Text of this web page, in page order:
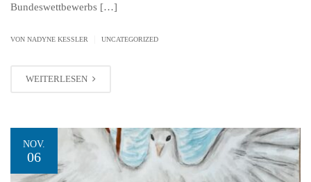
Bundeswettbewerbs […]
VON NADYNE KESSLER UNCATEGORIZED
WEITERLESEN
NOV.
06